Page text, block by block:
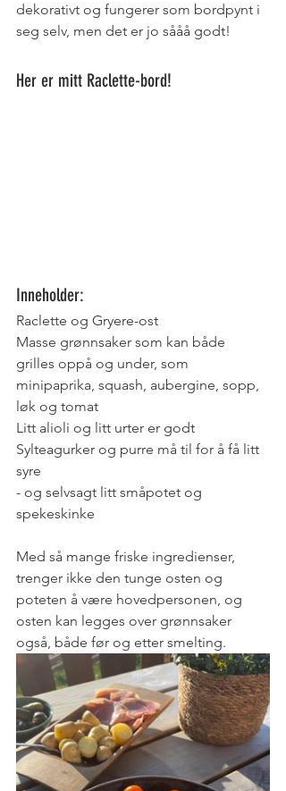
dekorativt og fungerer som bordpynt i
seg selv, men det er jo sååå godt!
Her er mitt Raclette-bord!
Inneholder:
Raclette og Gryere-ost
Masse grønnsaker som kan både
grilles oppå og under, som
minipaprika, squash, aubergine, sopp,
løk og tomat
Litt alioli og litt urter er godt
Sylteagurker og purre må til for å få litt
syre
- og selvsagt litt småpotet og
spekeskinke
Med så mange friske ingredienser,
trenger ikke den tunge osten og
poteten å være hovedpersonen, og
osten kan legges over grønnsaker
også, både før og etter smelting.